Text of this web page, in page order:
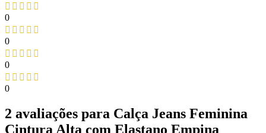
0
0
0
0
2 avaliações para Calça Jeans Feminina
Cintura Alta com Elastano Empina